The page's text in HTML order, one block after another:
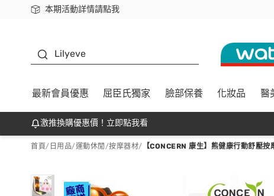
本期活動詳情請點我
下載app最高回饋$350
Lilyeve
最新會員優惠 屈臣氏獨家 臉部保養 化妝品 醫
激推換購優惠價！立即點我看
首頁/ 日用品/運動休閒 /按摩器材/ 【CONCERN 康生】熊健康行動舒壓